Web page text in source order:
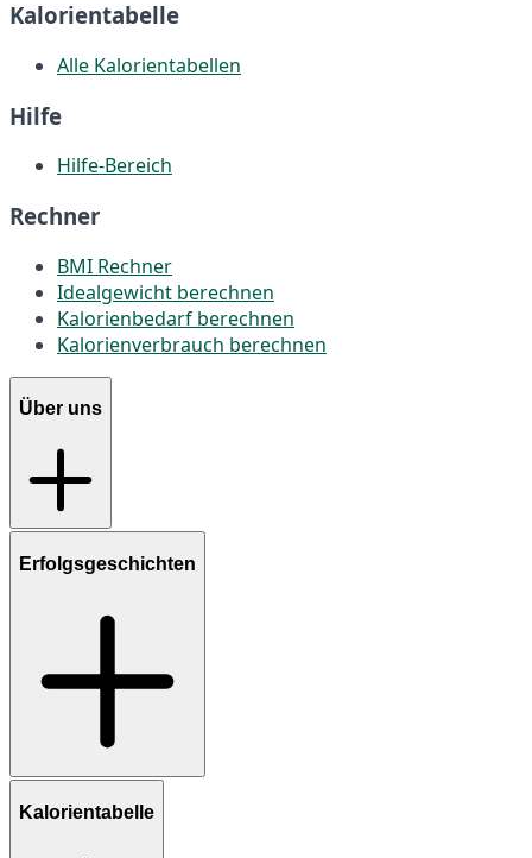
Kalorientabelle
Alle Kalorientabellen
Hilfe
Hilfe-Bereich
Rechner
BMI Rechner
Idealgewicht berechnen
Kalorienbedarf berechnen
Kalorienverbrauch berechnen
Über uns
Erfolgsgeschichten
Kalorientabelle